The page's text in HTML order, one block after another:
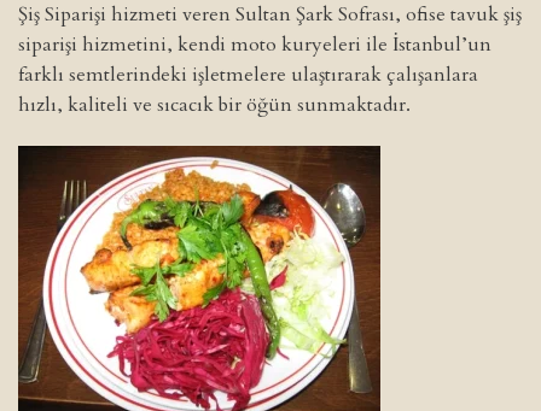
Şiş Siparişi hizmeti veren Sultan Şark Sofrası, ofise tavuk şiş
siparişi hizmetini, kendi moto kuryeleri ile İstanbul’un
farklı semtlerindeki işletmelere ulaştırarak çalışanlara
hızlı, kaliteli ve sıcacık bir öğün sunmaktadır.